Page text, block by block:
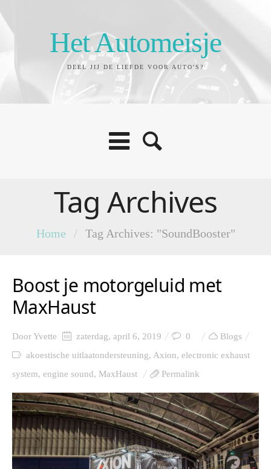
Het Automeisje
DEEL JIJ DE LIEFDE VOOR AUTO'S?
Tag Archives
Home / Tag Archives: "SoundBooster"
Boost je motorgeluid met
MaxHaust
DoorYvette zaterdag, april 6, 2019 0
Blogs
akoestische uitlaatondersteuning, Axion, electronic exhaust
system, engine sound, MaxHaust Permalink